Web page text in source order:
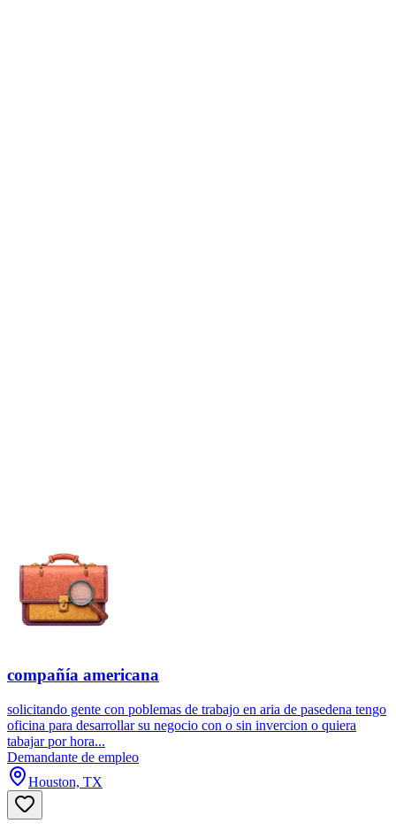
compañía americana
solicitando gente con poblemas de trabajo en aria de pasedena tengo
oficina para desarrollar su negocio con o sin invercion o quiera
tabajar por hora...
Demandante de empleo
Houston, TX